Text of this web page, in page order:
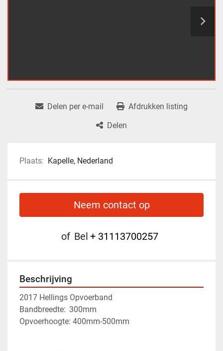
Delen per e-mail
Afdrukken listing
Delen
Plaats: Kapelle, Nederland
Neem contact op
of Bel + 31113700257
Beschrijving
2017 Hellings Opvoerband
Bandbreedte:	 300mm
Opvoerhoogte: 400mm-500mm